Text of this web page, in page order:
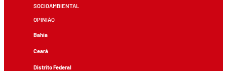
SOCIOAMBIENTAL
OPINIÃO
Bahia
Ceará
Distrito Federal